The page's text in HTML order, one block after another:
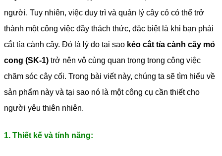
người. Tuy nhiên, việc duy trì và quản lý cây cỏ có thể trở
thành một công việc đầy thách thức, đặc biệt là khi bạn phải
cắt tỉa cành cây. Đó là lý do tại sao kéo cắt tỉa cành cây mỏ
cong (SK-1) trở nên vô cùng quan trọng trong công việc
chăm sóc cây cối. Trong bài viết này, chúng ta sẽ tìm hiểu về
sản phẩm này và tại sao nó là một công cụ cần thiết cho
người yêu thiên nhiên.
1. Thiết kế và tính năng: